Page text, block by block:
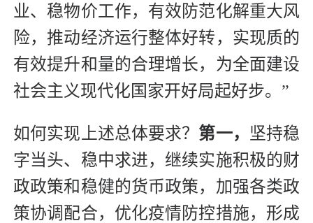
业、稳物价工作，有效防范化解重大风
险，推动经济运行整体好转，实现质的
有效提升和量的合理增长，为全面建设
社会主义现代化国家开好局起好步。”
如何实现上述总体要求？ 第一， 坚持稳
字当头、稳中求进，继续实施积极的财
政政策和稳健的货币政策，加强各类政
策协调配合，优化疫情防控措施，形成